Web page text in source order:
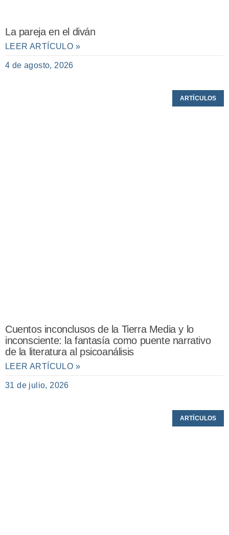
La pareja en el diván
LEER ARTÍCULO »
4 de agosto, 2026
ARTÍCULOS
Cuentos inconclusos de la Tierra Media y lo
inconsciente: la fantasía como puente narrativo
de la literatura al psicoanálisis
LEER ARTÍCULO »
31 de julio, 2026
ARTÍCULOS